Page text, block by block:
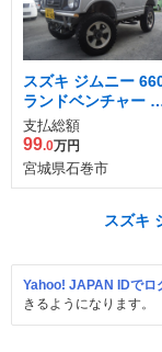
スズキ ジムニー
ランドベンチャー 4
WD
支払総額
99.0万円
宮城県石巻市
スズキ
Yahoo! JAPAN IDでロ
きるようになります。